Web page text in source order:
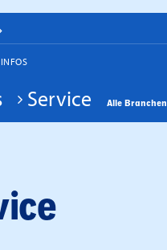
Service Alle Branchen